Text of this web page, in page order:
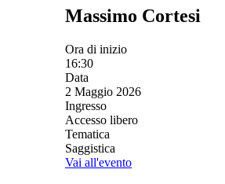
Massimo Cortesi
Ora di inizio
16:30
Data
2 Maggio 2026
Ingresso
Accesso libero
Tematica
Saggistica
Vai all'evento